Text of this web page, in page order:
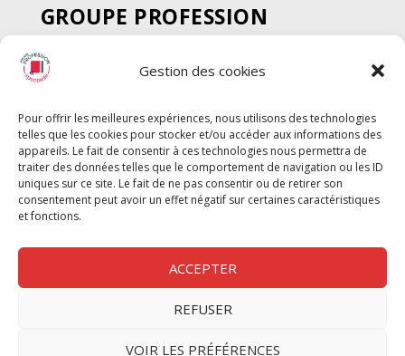
Gestion des cookies
Pour offrir les meilleures expériences, nous utilisons des technologies
telles que les cookies pour stocker et/ou accéder aux informations des
appareils. Le fait de consentir à ces technologies nous permettra de
traiter des données telles que le comportement de navigation ou les ID
uniques sur ce site. Le fait de ne pas consentir ou de retirer son
consentement peut avoir un effet négatif sur certaines caractéristiques
et fonctions.
ACCEPTER
REFUSER
VOIR LES PRÉFÉRENCES
GROUPE PROFESSION
SPECTACLE
Chèque Intermittents
Chèque Compta
Chèque Emploi Spectacle
G-Pods
Profession Audio-visuel
Nous contacter